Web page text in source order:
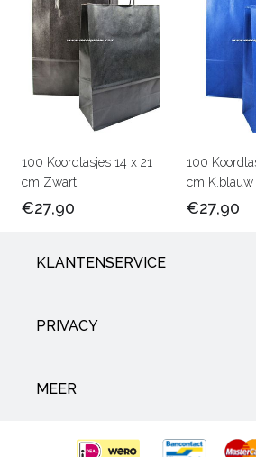
100 Koordtasjes 14 x 21
cm Zwart
€27,90
100
cm K.blauw
€27,90
KLANTENSERVICE
PRIVACY
MEER